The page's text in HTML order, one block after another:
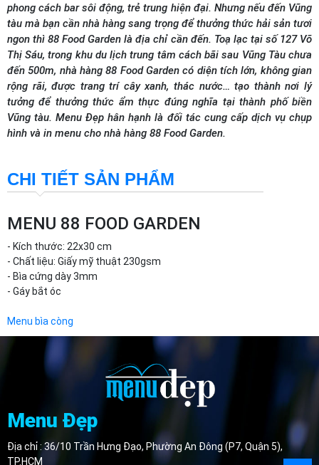
phong cách bar sôi động, trẻ trung hiện đại. Nhưng nếu đến Vũng
tàu mà bạn cần nhà hàng sang trọng để thưởng thức hải sản tươi
ngon thì 88 Food Garden là địa chỉ cần đến. Toạ lạc tại số 127 Võ
Thị Sáu, trong khu du lịch trung tâm cách bãi sau Vũng Tàu chưa
đến 500m, nhà hàng 88 Food Garden có diện tích lớn, không gian
rộng rãi, được trang trí cây xanh, thác nước… tạo thành nơi lý
tưởng để thưởng thức ẩm thực đúng nghĩa tại thành phố biền
Vũng tàu. Menu Đẹp hân hạnh là đối tác cung cấp dịch vụ chụp
hình và in menu cho nhà hàng 88 Food Garden.
CHI TIẾT SẢN PHẨM
MENU 88 FOOD GARDEN
- Kích thước: 22x30 cm
- Chất liệu: Giấy mỹ thuật 230gsm
- Bìa cứng dày 3mm
- Gáy bắt óc
Menu bìa còng
Menu Đẹp
Địa chỉ : 36/10 Trần Hưng Đạo, Phường An Đông (P7, Quận 5),
TP.HCM